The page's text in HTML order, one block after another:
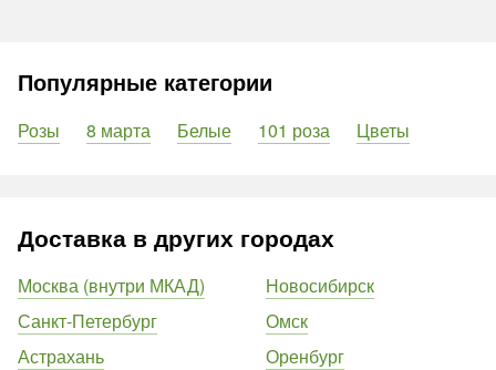
Популярные категории
Розы 8 марта Белые 101 роза Цветы
Доставка в других городах
Москва (внутри МКАД)
Санкт-Петербург
Астрахань
Новосибирск
Омск
Оренбург